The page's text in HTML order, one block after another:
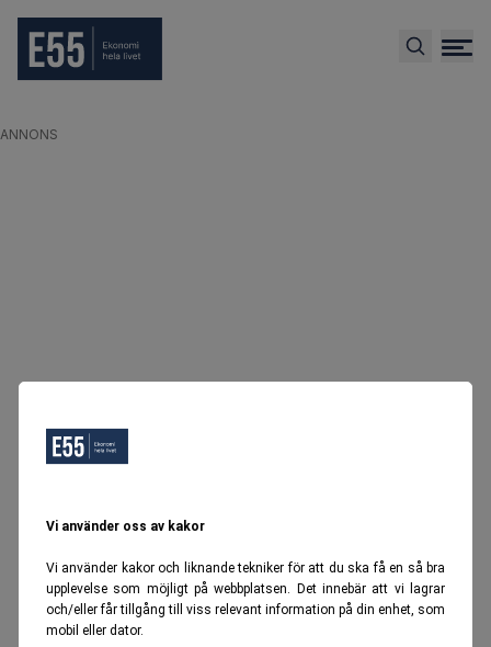
Vi använder oss av kakor
Vi använder kakor och liknande tekniker för att du ska få en så bra
upplevelse som möjligt på webbplatsen. Det innebär att vi lagrar
och/eller får tillgång till viss relevant information på din enhet, som
mobil eller dator.
ANNONS